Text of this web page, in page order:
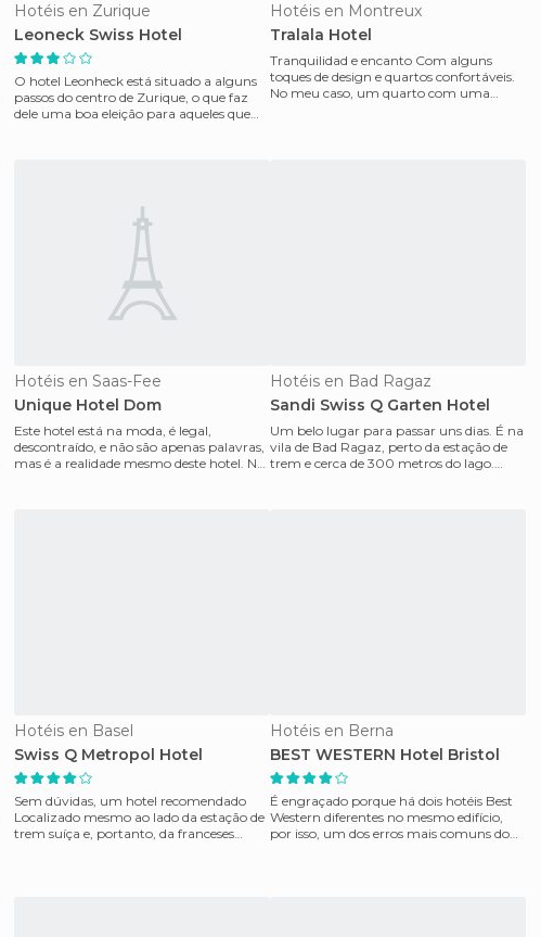
Hotéis en Zurique
Leoneck Swiss Hotel
O hotel Leonheck está situado a alguns
passos do centro de Zurique, o que faz
dele uma boa eleição para aqueles que
Hotéis en Montreux
Tralala Hotel
Tranquilidad e encanto Com alguns
toques de design e quartos confortáveis.
No meu caso, um quarto com uma
Hotéis en Saas-Fee
Unique Hotel Dom
Este hotel está na moda, é legal,
descontraído, e não são apenas palavras,
mas é a realidade mesmo deste hotel. No
Hotéis en Bad Ragaz
Sandi Swiss Q Garten Hotel
Um belo lugar para passar uns dias. É na
vila de Bad Ragaz, perto da estação de
trem e cerca de 300 metros do lago.
Hotéis en Basel
Swiss Q Metropol Hotel
Sem dúvidas, um hotel recomendado
Localizado mesmo ao lado da estação de
trem suíça e, portanto, da franceses
Hotéis en Berna
BEST WESTERN Hotel Bristol
É engraçado porque há dois hotéis Best
Western diferentes no mesmo edifício,
por isso, um dos erros mais comuns do